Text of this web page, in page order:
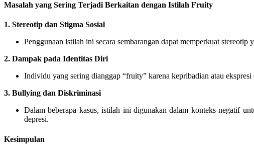
Masalah yang Sering Terjadi Berkaitan dengan Istilah Fruity
1. Stereotip dan Stigma Sosial
Penggunaan istilah ini secara sembarangan dapat memperkuat
2. Dampak pada Identitas Diri
Individu yang sering dianggap “fruity” karena kepribadian atau
3. Bullying dan Diskriminasi
Dalam beberapa kasus, istilah ini digunakan dalam konteks negatif
depresi.
Kesimpulan